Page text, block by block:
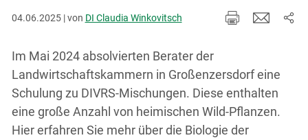
04.06.2025 | von DI Claudia Winkovitsch
Im Mai 2024 absolvierten Berater der
Landwirtschaftskammern in Großenzersdorf eine
Schulung zu DIVRS-Mischungen. Diese enthalten
eine große Anzahl von heimischen Wild-Pflanzen.
Hier erfahren Sie mehr über die Biologie der